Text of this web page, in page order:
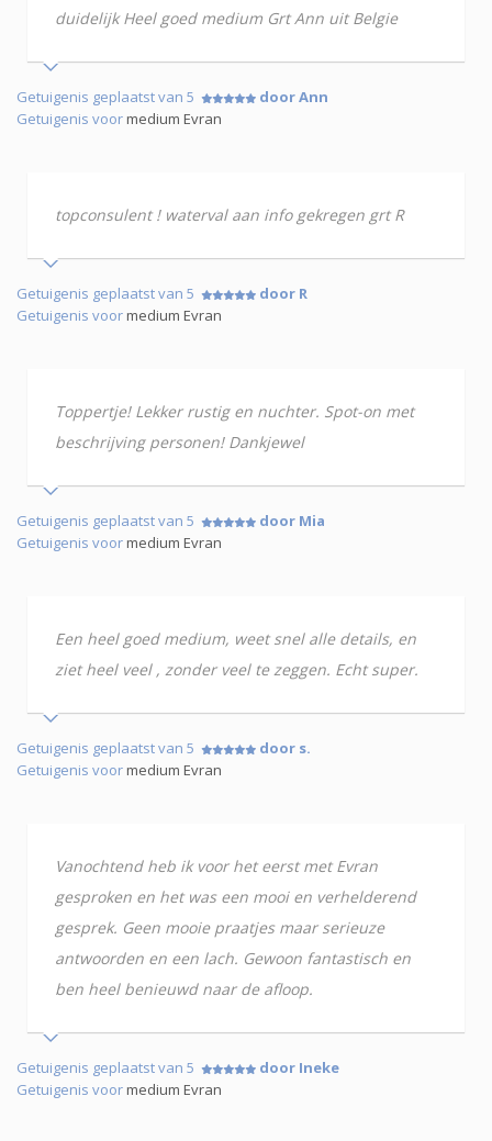
duidelijk Heel goed medium Grt Ann uit Belgie
Getuigenis geplaatst van 5
door Ann
Getuigenis voormedium Evran
topconsulent ! waterval aan info gekregen grt R
Getuigenis geplaatst van 5
door R
Getuigenis voormedium Evran
Toppertje! Lekker rustig en nuchter. Spot-on met
beschrijving personen! Dankjewel
Getuigenis geplaatst van 5
door Mia
Getuigenis voormedium Evran
Een heel goed medium, weet snel alle details, en
ziet heel veel , zonder veel te zeggen. Echt super.
Getuigenis geplaatst van 5
door s.
Getuigenis voormedium Evran
Vanochtend heb ik voor het eerst met Evran
gesproken en het was een mooi en verhelderend
gesprek. Geen mooie praatjes maar serieuze
antwoorden en een lach. Gewoon fantastisch en
ben heel benieuwd naar de afloop.
Getuigenis geplaatst van 5
door Ineke
Getuigenis voormedium Evran